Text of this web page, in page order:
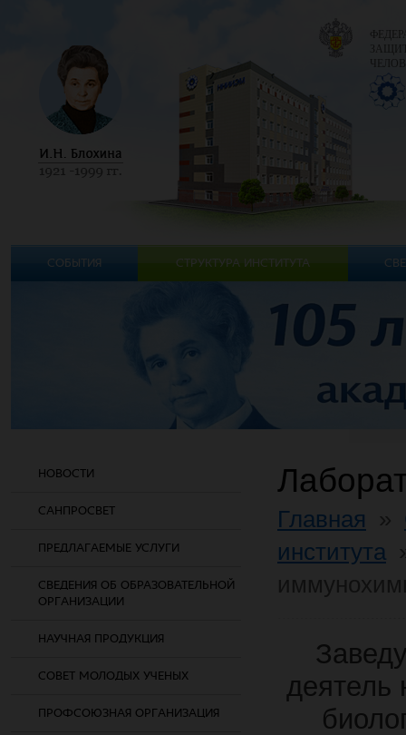
НОВОСТИ
САНПРОСВЕТ
ПРЕДЛАГАЕМЫЕ УСЛУГИ
СВЕДЕНИЯ ОБ ОБРАЗОВАТЕЛЬНОЙ
ОРГАНИЗАЦИИ
НАУЧНАЯ ПРОДУКЦИЯ
СОВЕТ МОЛОДЫХ УЧЕНЫХ
ПРОФСОЮЗНАЯ ОРГАНИЗАЦИЯ
Главная
института
деятель
СОБЫТИЯ СТРУКТУРА ИНСТИТУТА